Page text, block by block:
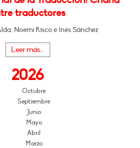
traductores
Noemi Risco e Inés Sánchez
Leer más...
2026
Octubre
Septiembre
Junio
Mayo
Abril
Marzo